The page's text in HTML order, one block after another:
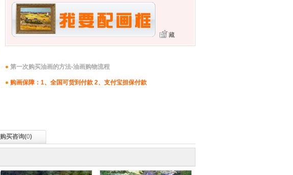
藏
第一次购买油画的方法-油画购物流程
购画保障：1、全国可货到付款 2、支付宝担保付款
购买咨询(0)